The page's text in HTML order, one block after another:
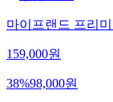
마이프랜드 프리
159,000원
38%98,000원